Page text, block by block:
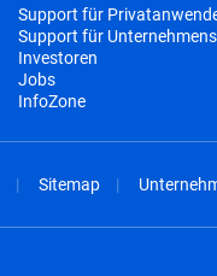
Support für
Support für
Investoren
Jobs
InfoZone
Sitemap